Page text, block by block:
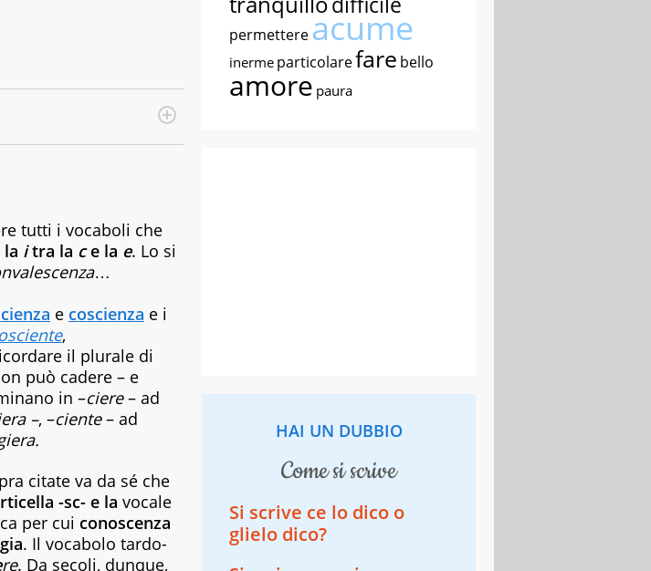
tutti i vocaboli che
la itra la ce la e. Lo si
…
e coscienza e i
,
il plurale di
può cadere – e
in –ciere– ad
–, –ciente– ad
citate va da sé che
-sc- e la vocale
per cui conoscenza
. Il vocabolo tardo-
re. Da secoli, dunque,
permettereacume
inerme particolarefare bello
amore paura
HAI UN DUBBIO
come si scrive
Si scrive ce lo dico o
glielo dico?